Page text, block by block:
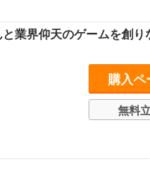
業界仰天のゲームを創り
購入ペ
無料